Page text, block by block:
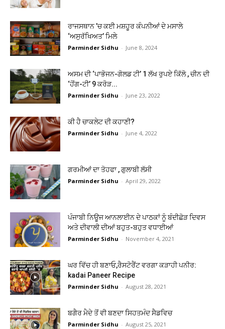
ਰਾਜਸਥਾਨ ’ਚ ਕਈ ਮਸ਼ਹੂਰ ਕੰਪਨੀਆਂ ਦੇ ਮਸਾਲੇ
‘ਅਸੁਰੱਖਿਅਤ’ ਮਿਲੇ
Parminder Sidhu - June 8, 2024
ਅਸਮ ਦੀ ‘ਪਾਭੋਜਨ-ਗੋਲਡ ਟੀ’ 1 ਲੱਖ ਰੁਪਏ ਕਿੱਲੋ , ਚੀਨ ਦੀ
‘ਹੋਂਗ-ਟੀ’ 9 ਕਰੋੜ...
Parminder Sidhu - June 23, 2022
ਕੀ ਹੈ ਚਾਕਲੇਟ ਦੀ ਕਹਾਣੀ?
Parminder Sidhu - June 4, 2022
ਗਰਮੀਆਂ ਦਾ ਤੋਹਫਾ , ਗੁਲਾਬੀ ਲੱਸੀ
Parminder Sidhu - April 29, 2022
ਪੰਜਾਬੀ ਨਿਊਜ ਆਨਲਾਈਨ ਦੇ ਪਾਠਕਾਂ ਨੂੰ ਬੰਦੀਛੋੜ ਦਿਵਸ
ਅਤੇ ਦੀਵਾਲੀ ਦੀਆਂ ਬਹੁਤ-ਬਹੁਤ ਵਧਾਈਆਂ
Parminder Sidhu - November 4, 2021
ਘਰ ਵਿੱਚ ਹੀ ਬਣਾਓ,ਰੈਸਟੋਰੈਂਟ ਵਰਗਾ ਕੜਾਹੀ ਪਨੀਰ:
kadai Paneer Recipe
Parminder Sidhu - August 28, 2021
ਬਗੈਰ ਮੈਦੇ ਤੋਂ ਵੀ ਬਣਦਾ ਸਿਹਤਮੰਦ ਸੈਡਵਿਚ
Parminder Sidhu - August 25, 2021